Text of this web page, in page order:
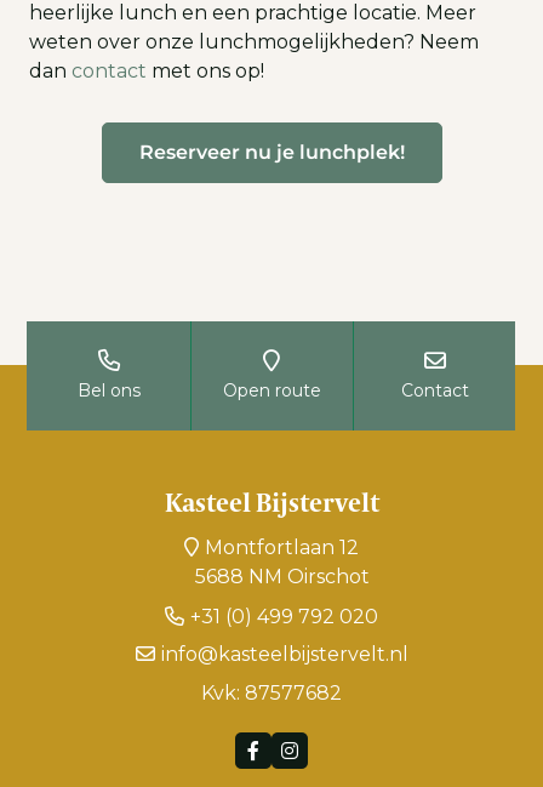
heerlijke lunch en een prachtige locatie. Meer
weten over onze lunchmogelijkheden? Neem
dan contact met ons op!
Reserveer nu je lunchplek!
Bel ons Open route Contact
Kasteel Bijstervelt
Montfortlaan 12
5688 NM Oirschot
+31 (0) 499 792 020
info@kasteelbijstervelt.nl
Kvk: 87577682